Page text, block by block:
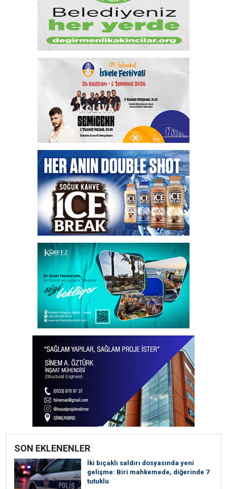
SON EKLENENLER
İki bıçaklı saldırı dosyasında yeni
gelişme: Biri mahkemede, diğerinde 7
tutuklu